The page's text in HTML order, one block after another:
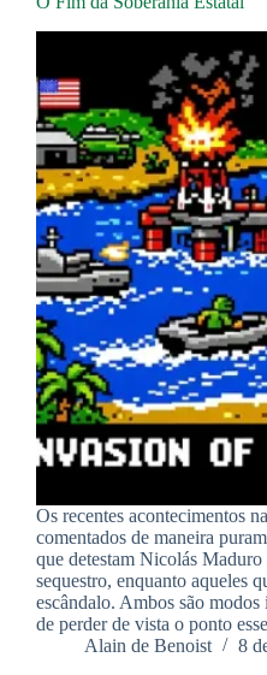
Os recentes acontecimentos
comentados de maneira
que detestam Nicolás Maduro
sequestro, enquanto aqueles
escândalo. Ambos são modos
de perder de vista o ponto
Alain de Benoist
8